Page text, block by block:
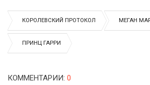
КОРОЛЕВСКИЙ ПРОТОКОЛ МЕГАН
ПРИНЦ ГАРРИ
КОММЕНТАРИИ: 0